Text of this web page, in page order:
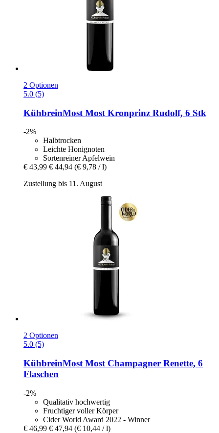
2 Optionen
5.0 (5)
KühbreinMost Most Kronprinz Rudolf, 6 Stk
-2%
Halbtrocken
Leichte Honignoten
Sortenreiner Apfelwein
€ 43,99 € 44,94 (€ 9,78 / l)
Zustellung bis 11. August
2 Optionen
5.0 (5)
KühbreinMost Most Champagner Renette, 6
Flaschen
-2%
Qualitativ hochwertig
Fruchtiger voller Körper
Cider World Award 2022 - Winner
€ 46,99 € 47,94 (€ 10,44 / l)